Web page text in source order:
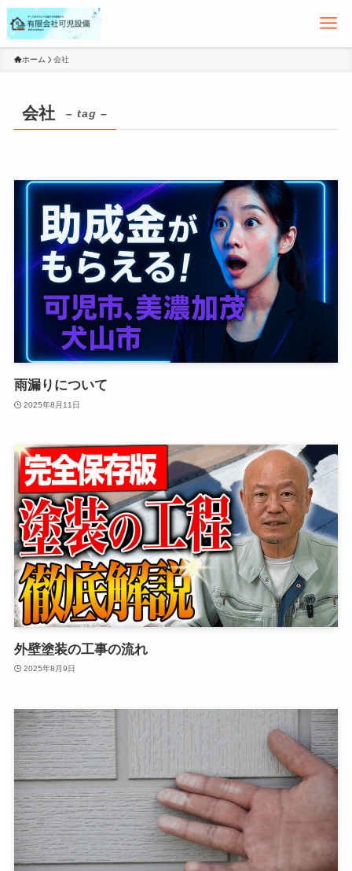
ホーム 会社
会社 – tag –
雨漏りについて
2025年8月11日
外壁塗装の工事の流れ
2025年8月9日